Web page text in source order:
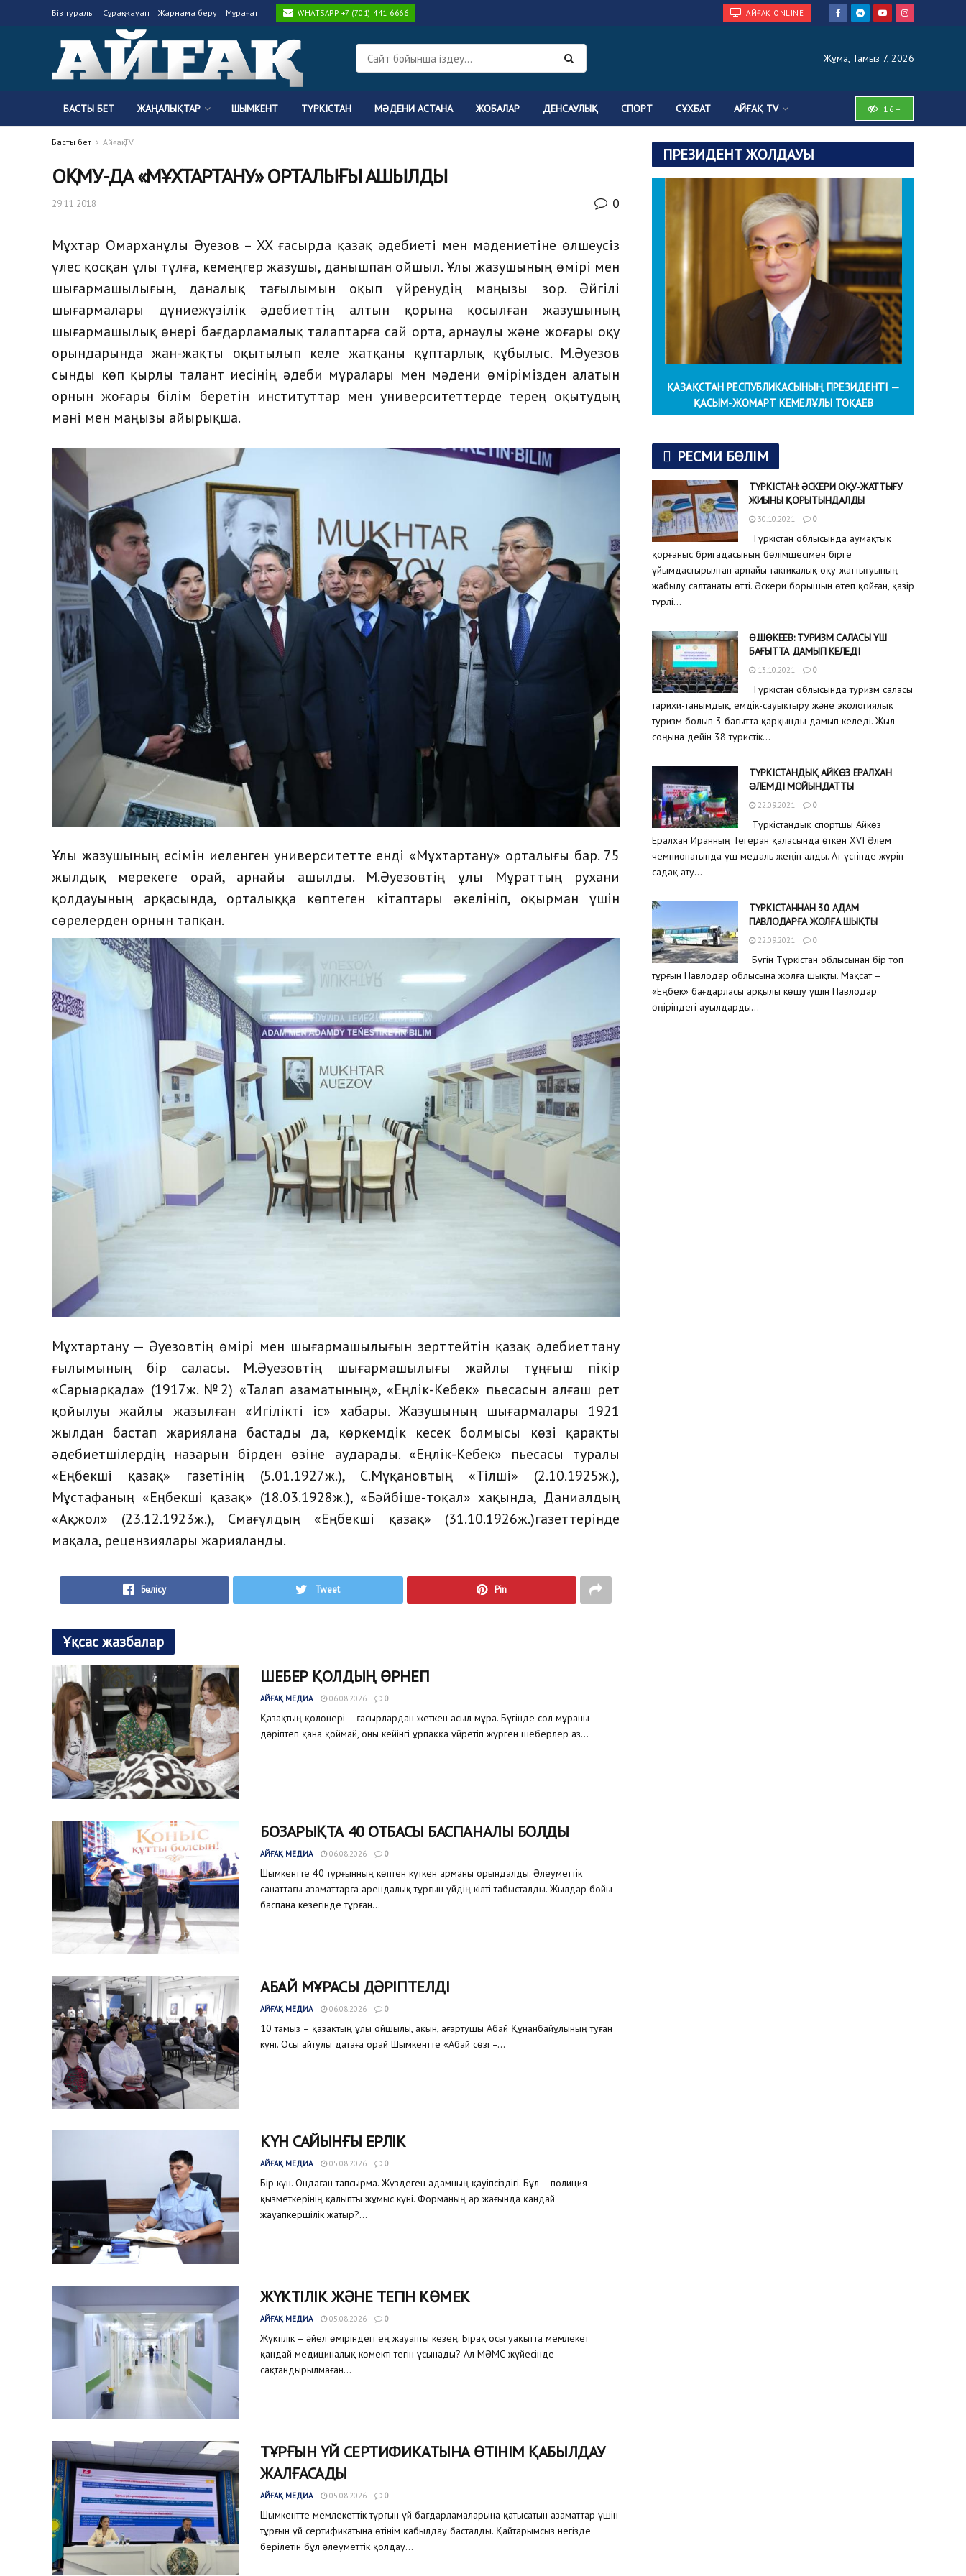
Біз туралы Сұрақ-жауап Жарнама беру Мұрағат WHATSAPP +7 (701) 441 6666 АЙҒАҚ ONLINE
Жұма, Тамыз 7, 2026
БАСТЫ БЕТ ЖАҢАЛЫҚТАР ШЫМКЕНТ ТҮРКІСТАН МӘДЕНИ АСТАНА ЖОБАЛАР ДЕНСАУЛЫҚ СПОРТ СҰХБАТ АЙҒАҚ TV 16+
Басты бет Айғақ TV
ОҚМУ-ДА «МҰХТАРТАНУ» ОРТАЛЫҒЫ АШЫЛДЫ
29.11.2018 0
Мұхтар Омарханұлы Әуезов – ХХ ғасырда қазақ әдебиеті мен мәдениетіне өлшеусіз
үлес қосқан ұлы тұлға, кемеңгер жазушы, данышпан ойшыл. Ұлы жазушының өмірі мен
шығармашылығын, даналық тағылымын оқып үйренудің маңызы зор. Әйгілі
шығармалары дүниежүзілік әдебиеттің алтын қорына қосылған жазушының
шығармашылық өнері бағдарламалық талаптарға сай орта, арнаулы және жоғары оқу
орындарында жан-жақты оқытылып келе жатқаны құптарлық құбылыс. М.Әуезов
сынды көп қырлы талант иесінің әдеби мұралары мен мәдени өмірімізден алатын
орнын жоғары білім беретін институттар мен университеттерде терең оқытудың
мәні мен маңызы айырықша.
Ұлы жазушының есімін иеленген университетте енді «Мұхтартану» орталығы бар. 75
жылдық мерекеге орай, арнайы ашылды. М.Әуезовтің ұлы Мұраттың рухани
қолдауының арқасында, орталыққа көптеген кітаптары әкелініп, оқырман үшін
сөрелерден орнын тапқан.
Мұхтартану — Әуезовтің өмірі мен шығармашылығын зерттейтін қазақ әдебиеттану
ғылымының бір саласы. М.Әуезовтің шығармашылығы жайлы тұңғыш пікір
«Сарыарқада» (1917ж. №2) «Талап азаматының», «Еңлік-Кебек» пьесасын алғаш рет
қойылуы жайлы жазылған «Игілікті іс» хабары. Жазушының шығармалары 1921
жылдан бастап жариялана бастады да, көркемдік кесек болмысы көзі қарақты
әдебиетшілердің назарын бірден өзіне аударады. «Еңлік-Кебек» пьесасы туралы
«Еңбекші қазақ» газетінің (5.01.1927ж.), С.Мұқановтың «Тілші» (2.10.1925ж.),
Мұстафаның «Еңбекші қазақ» (18.03.1928ж.), «Бәйбіше-тоқал» хақында, Даниалдың
«Ақжол» (23.12.1923ж.), Смағұлдың «Еңбекші қазақ» (31.10.1926ж.)газеттерінде
мақала, рецензиялары жарияланды.
Бөлісу Tweet Pin
Ұқсас жазбалар
ШЕБЕР ҚОЛДЫҢ ӨРНЕГІ
АЙҒАҚ МЕДИА 06.08.2026 0
Қазақтың қолөнері – ғасырлардан жеткен асыл мұра. Бүгінде сол мұраны
дәріптеп қана қоймай, оны кейінгі ұрпаққа үйретіп жүрген шеберлер аз...
БОЗАРЫҚТА 40 ОТБАСЫ БАСПАНАЛЫ БОЛДЫ
АЙҒАҚ МЕДИА 06.08.2026 0
Шымкентте 40 тұрғынның көптен күткен арманы орындалды. Әлеуметтік
санаттағы азаматтарға арендалық тұрғын үйдің кілті табысталды. Жылдар бойы
баспана кезегінде тұрған...
АБАЙ МҰРАСЫ ДӘРІПТЕЛДІ
АЙҒАҚ МЕДИА 06.08.2026 0
10 тамыз – қазақтың ұлы ойшылы, ақын, ағартушы Абай Құнанбайұлының туған
күні. Осы айтулы датаға орай Шымкентте «Абай сөзі –...
КҮН САЙЫНҒЫ ЕРЛІК
АЙҒАҚ МЕДИА 05.08.2026 0
Бір күн. Ондаған тапсырма. Жүздеген адамның қауіпсіздігі. Бұл – полиция
қызметкерінің қалыпты жұмыс күні. Форманың ар жағында қандай
жауапкершілік жатыр?...
ЖҮКТІЛІК ЖӘНЕ ТЕГІН КӨМЕК
АЙҒАҚ МЕДИА 05.08.2026 0
Жүктілік – әйел өміріндегі ең жауапты кезең. Бірақ осы уақытта мемлекет
қандай медициналық көмекті тегін ұсынады? Ал МӘМС жүйесінде
сақтандырылмаған...
ТҰРҒЫН ҮЙ СЕРТИФИКАТЫНА ӨТІНІМ ҚАБЫЛДАУ
ЖАЛҒАСАДЫ
АЙҒАҚ МЕДИА 05.08.2026 0
Шымкентте мемлекеттік тұрғын үй бағдарламаларына қатысатын азаматтар үшін
тұрғын үй сертификатына өтінім қабылдау басталды. Қайтарымсыз негізде
берілетін бұл әлеуметтік қолдау...
ПРЕЗИДЕНТ ЖОЛДАУЫ
ҚАЗАҚСТАН РЕСПУБЛИКАСЫНЫҢ ПРЕЗИДЕНТІ —
ҚАСЫМ-ЖОМАРТ КЕМЕЛҰЛЫ ТОҚАЕВ
РЕСМИ БӨЛІМ
ТҮРКІСТАН: ӘСКЕРИ ОҚУ-ЖАТТЫҒУ
ЖИЫНЫ ҚОРЫТЫНДАЛДЫ
30.10.2021 0
Түркістан облысында аумақтық
қорғаныс бригадасының бөлімшесімен бірге
ұйымдастырылған арнайы тактикалық оқу-жаттығуының
жабылу салтанаты өтті. Әскери борышын өтеп қойған, қазір
түрлі...
Ө.ШӨКЕЕВ: ТУРИЗМ САЛАСЫ ҮШ
БАҒЫТТА ДАМЫП КЕЛЕДІ
13.10.2021 0
Түркістан облысында туризм саласы
тарихи-танымдық, емдік-сауықтыру және экологиялық
туризм болып 3 бағытта қарқынды дамып келеді. Жыл
соңына дейін 38 туристік...
ТҮРКІСТАНДЫҚ АЙКӨЗ ЕРАЛХАН
ƏЛЕМДІ МОЙЫНДАТТЫ
22.09.2021 0
Түркістандық спортшы Айкөз
Ералхан Иранның Тегеран қаласында өткен XVI Әлем
чемпионатында үш медаль жеңіп алды. Ат үстінде жүріп
садақ ату...
ТҮРКІСТАННАН 30 АДАМ
ПАВЛОДАРҒА ЖОЛҒА ШЫҚТЫ
22.09.2021 0
Бүгін Түркістан облысынан бір топ
тұрғын Павлодар облысына жолға шықты. Мақсат –
«Еңбек» бағдарласы арқылы көшу үшін Павлодар
өңіріндегі ауылдарды...